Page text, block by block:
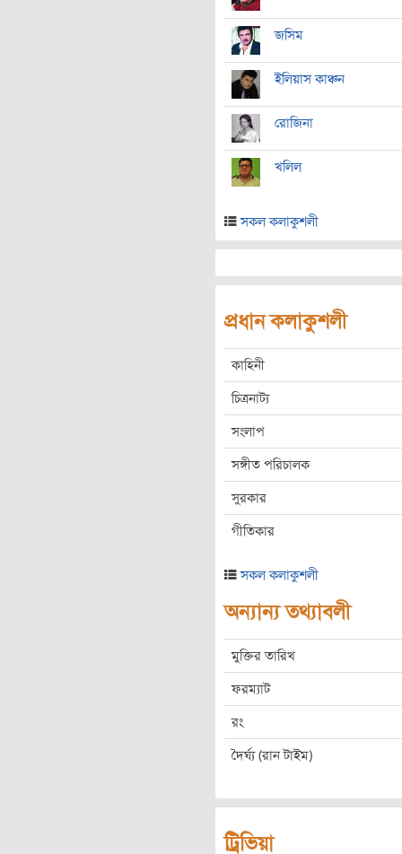
জসিম
ইলিয়াস কাঞ্চন
রোজিনা
খলিল
সকল কলাকুশলী
প্রধান কলাকুশলী
কাহিনী
চিত্রনাট্য
সংলাপ
সঙ্গীত পরিচালক
সুরকার
গীতিকার
সকল কলাকুশলী
অন্যান্য তথ্যাবলী
মুক্তির তারিখ
ফরম্যাট
রং
দৈর্ঘ্য (রান টাইম)
ট্রিভিয়া